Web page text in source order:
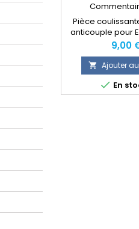
Pièce
anticouple pour
Prix
9,00
 Ajouter
 En